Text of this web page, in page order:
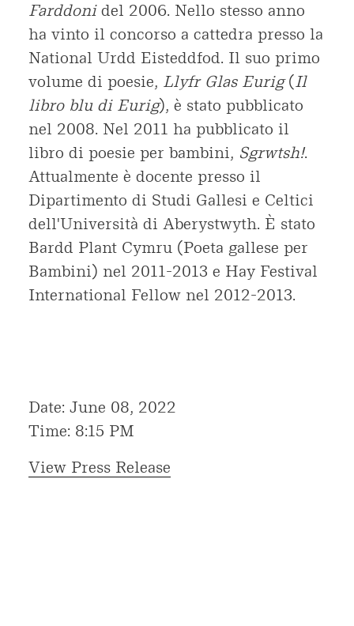
Farddonidel 2006. Nello stesso anno
ha vinto il concorso a cattedra presso la
National Urdd Eisteddfod. Il suo primo
volume di poesie, Llyfr Glas Eurig(Il
libro blu di Eurig), è stato pubblicato
nel 2008. Nel 2011 ha pubblicato il
libro di poesie per bambini, Sgrwtsh!.
Attualmente è docente presso il
Dipartimento di Studi Gallesi e Celtici
dell'Università di Aberystwyth. È stato
Bardd Plant Cymru (Poeta gallese per
Bambini) nel 2011-2013 e Hay Festival
International Fellow nel 2012-2013.
Date: June 08, 2022
Time: 8:15 PM
View Press Release